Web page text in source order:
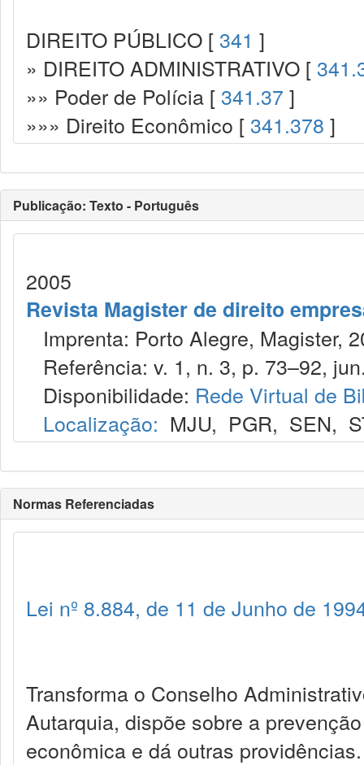
DIREITO PÚBLICO [ 341 ]
» DIREITO ADMINISTRATIVO [
»» Poder de Polícia [ 341.37 ]
»»» Direito Econômico [ 341.378 ]
Publicação: Texto - Português
2005
Revista Magister de direito
Imprenta: Porto Alegre, Magister,
Referência: v. 1, n. 3, p. 73–92,
Disponibilidade: Rede Virtual de
Localização: MJU, PGR, SEN,
Normas Referenciadas
Lei nº 8.884, de 11 de Junho de
Transforma o Conselho
Autarquia, dispõe sobre a
econômica e dá outras providências.